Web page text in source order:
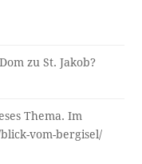
zu St. Jakob?
Thema. Im
vom-bergisel/